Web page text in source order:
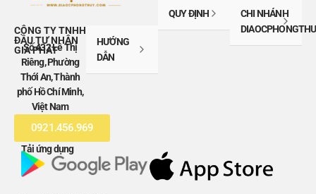
CÔNG TY TNHH
ĐẦU TƯ NHÂN
GIA PHÁT
Số 432 Lê Thị
Riêng, Phường
Thới An, Thành
phố Hồ Chí Minh,
Việt Nam
0921.456.969
HƯỚNG
DẪN
QUY ĐỊNH
CHI NHÁNH
Tải ứng dụng